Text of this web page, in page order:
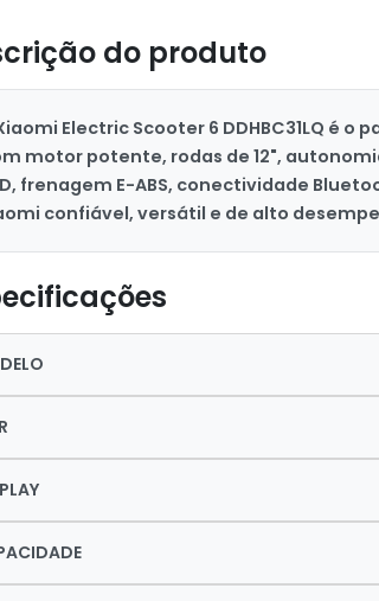
do produto
Electric Scooter 6 DDHBC31LQ
motor potente, rodas de 12",
frenagem E-ABS, conectividade
confiável, versátil e de alto